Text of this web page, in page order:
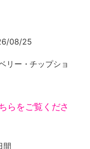
08/25
リー・チップショ
らをご覧くださ
間